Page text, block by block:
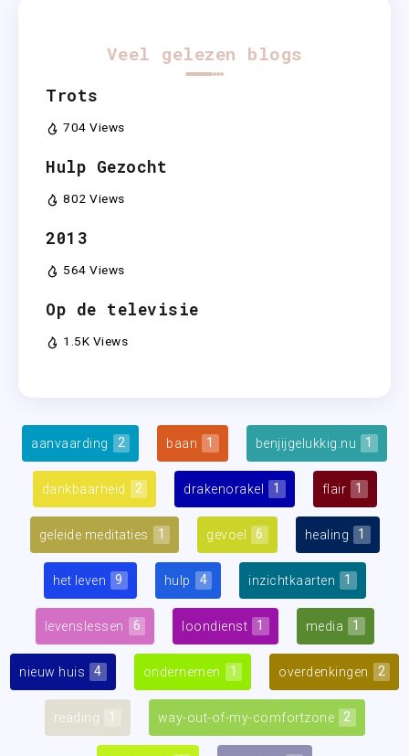
Veel gelezen blogs
Trots
704 Views
Hulp Gezocht
802 Views
2013
564 Views
Op de televisie
1.5K Views
aanvaarding 2 baan 1 benjijgelukkig.nu 1
dankbaarheid 2 drakenorakel 1 flair 1
geleide meditaties 1 gevoel 6 healing 1
het leven 9 hulp 4 inzichtkaarten 1
levenslessen 6 loondienst 1 media 1
nieuw huis 4 ondernemen 1 overdenkingen 2
reading 1 way-out-of-my-comfortzone 2